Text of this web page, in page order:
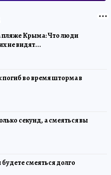
пляже Крыма: Что люди
не видят...
во время шторма в
секунд, а смеяться вы
смеяться долго